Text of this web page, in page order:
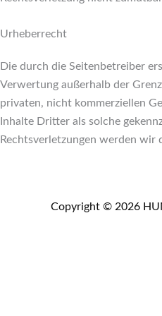
Urheberrecht
Die durch die Seitenbetreiber
Verwertung außerhalb der
privaten, nicht kommerziellen
Inhalte Dritter als solche
Rechtsverletzungen werden wir
Copyright © 2026